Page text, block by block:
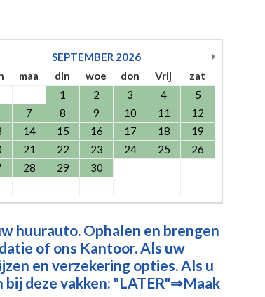
SEPTEMBER 2026
maa din woe don Vrij
zat
1
2 3 4
5
7 8 9 10 11
12
14 15 16 17 18
19
21 22 23 24 25
26
28 29 30
huurauto. Ophalen en brengen
of ons Kantoor. Als uw
en verzekering opties. Als u
deze vakken: "LATER"⇒Maak